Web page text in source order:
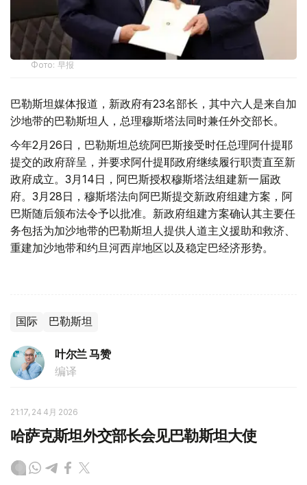
Фото: 早报
巴勒斯坦媒体报道，新政府有23名部长，其中六人是来自加
沙地带的巴勒斯坦人，总理穆斯塔法同时兼任外交部长。
今年2月26日，巴勒斯坦总统阿巴斯接受时任总理阿什提耶
提交的政府辞呈，并要求阿什提耶政府继续履行职责直至新
政府成立。3月14日，阿巴斯授权穆斯塔法组建新一届政
府。3月28日，穆斯塔法向阿巴斯提交新政府组建方案，阿
巴斯随后颁布法令予以批准。新政府组建方案确认其主要任
务包括为加沙地带的巴勒斯坦人提供人道主义援助和救济、
重建加沙地带和约旦河西岸地区以及稳定巴经济形势。
国际 巴勒斯坦
叶尔兰 马赞
编译
21:17, 24 4月 2026
哈萨克斯坦外交部长会见巴勒斯坦大使